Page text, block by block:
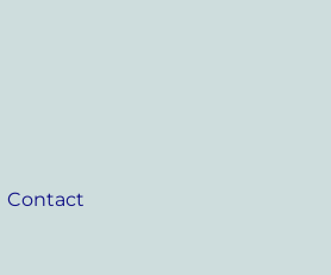
Contact